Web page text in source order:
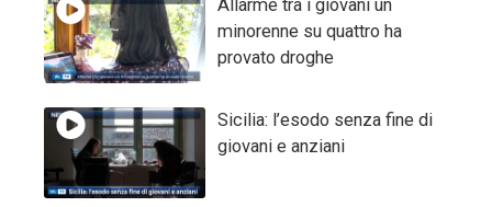
Allarme tra i giovani un
minorenne su quattro ha
provato droghe
Sicilia: l’esodo senza fine di
giovani e anziani